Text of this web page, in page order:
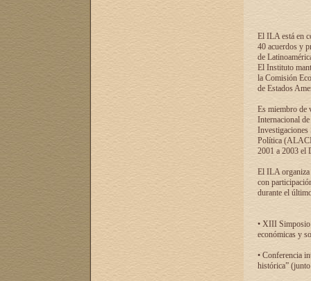
El ILA está en
40 acuerdos y
de
El Instituto
la Comisión
de Estados
Es miembro de
Internacional
Investigaciones
Política
2001 a 2003 el
El ILA organiza
con
durante el
• XIII Simposio
económicas y
• Conferencia
histórica”